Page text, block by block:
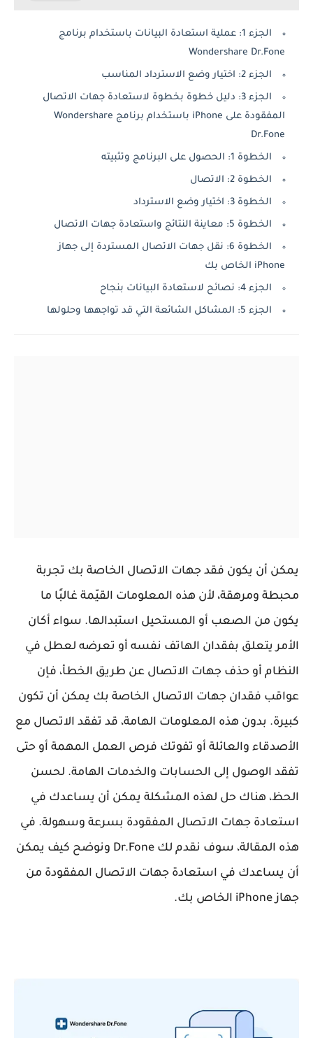
الجزء 1: عملية استعادة البيانات باستخدام برنامج
Wondershare Dr.Fone
الجزء 2: اختيار وضع الاسترداد المناسب
الجزء 3: دليل خطوة بخطوة لاستعادة جهات الاتصال
المفقودة على iPhone باستخدام برنامج Wondershare
Dr.Fone
الخطوة 1: الحصول على البرنامج وتثبيته
الخطوة 2: الاتصال
الخطوة 3: اختيار وضع الاسترداد
الخطوة 5: معاينة النتائج واستعادة جهات الاتصال
الخطوة 6: نقل جهات الاتصال المستردة إلى جهاز
iPhone الخاص بك
الجزء 4: نصائح لاستعادة البيانات بنجاح
الجزء 5: المشاكل الشائعة التي قد تواجهها وحلولها
يمكن أن يكون فقد جهات الاتصال الخاصة بك تجربة
محبطة ومرهقة، لأن هذه المعلومات القيّمة غالبًا ما
يكون من الصعب أو المستحيل استبدالها. سواء أكان
الأمر يتعلق بفقدان الهاتف نفسه أو تعرضه لعطل في
النظام أو حذف جهات الاتصال عن طريق الخطأ، فإن
عواقب فقدان جهات الاتصال الخاصة بك يمكن أن تكون
كبيرة. بدون هذه المعلومات الهامة، قد تفقد الاتصال مع
الأصدقاء والعائلة أو تفوتك فرص العمل المهمة أو حتى
تفقد الوصول إلى الحسابات والخدمات الهامة. لحسن
الحظ، هناك حل لهذه المشكلة يمكن أن يساعدك في
استعادة جهات الاتصال المفقودة بسرعة وسهولة. في
هذه المقالة، سوف نقدم لك Dr.Fone ونوضح كيف يمكن
أن يساعدك في استعادة جهات الاتصال المفقودة من
جهاز iPhone الخاص بك.